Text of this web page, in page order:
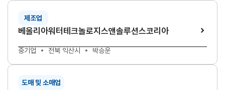
제조업
베올리아워터테크놀로지스앤솔루션스코리아
중기업 전북 익산시 박승운
도매 및 소매업